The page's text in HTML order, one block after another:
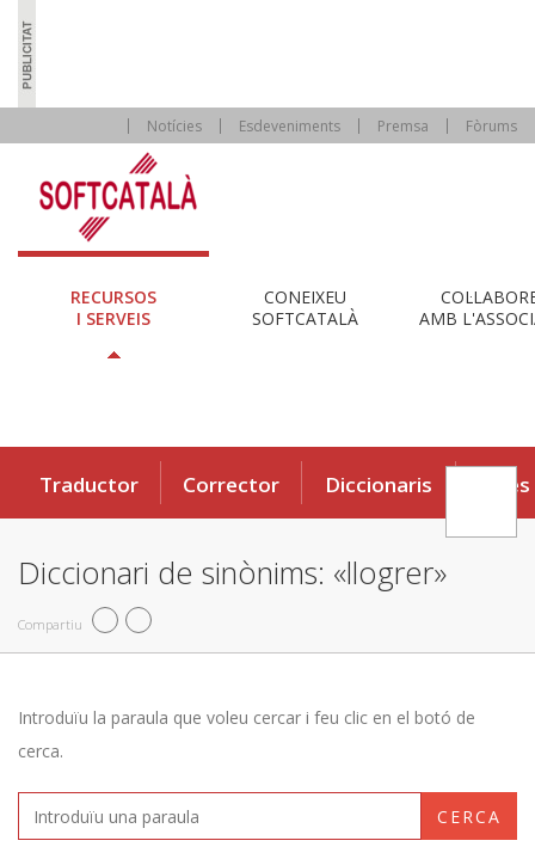
Notícies Esdeveniments Premsa Fòrums
RECURSOS
I SERVEIS
CONEIXEU
SOFTCATALÀ
AMB
Traductor Corrector Diccionaris Eines
Diccionari de sinònims: «llogrer»
Compartiu
Introduïu la paraula que voleu cercar i feu clic en el botó de
cerca.
CERCA